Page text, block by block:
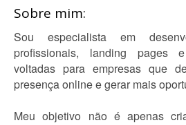
Sobre mim:
Sou especialista em
profissionais, landing pages
voltadas para empresas que
presença online e gerar mais
Meu objetivo não é apenas